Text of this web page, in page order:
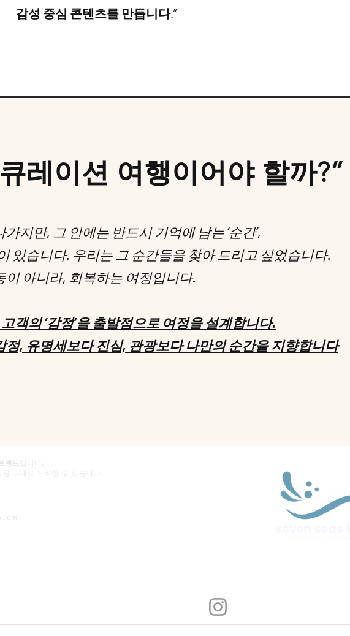
감성 중심 콘텐츠를 만듭니다.”
레이션 여행이어야 할까?”
지만, 그 안에는 반드시 기억에 남는 ‘순간’,
있습니다. 우리는 그 순간들을 찾아 드리고 싶었습니다.
이 아니라, 회복하는 여정입니다.
객의 ‘감정’을 출발점으로 여정을 설계합니다.
정, 유명세보다 진심, 관광보다 나만의 순간을 지향합니다
랜드 입니다.
그대로 누리실 수 있습니다.